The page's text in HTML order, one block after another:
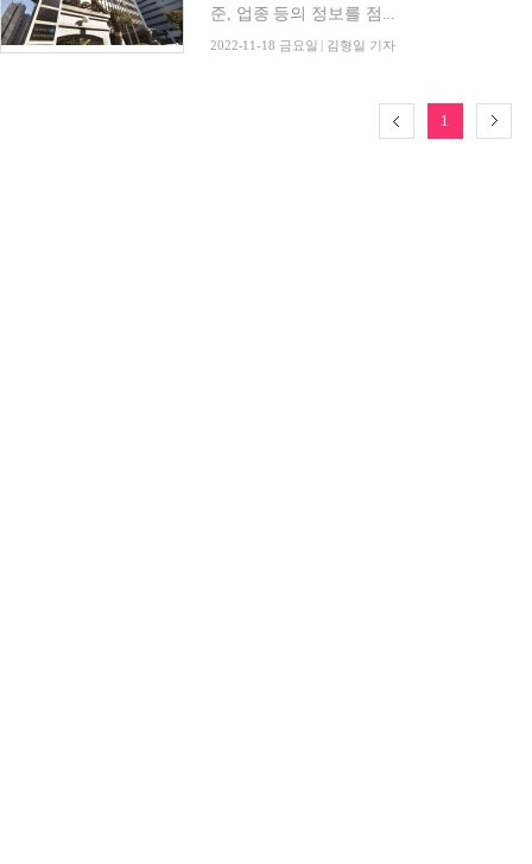
준, 업종 등의 정보를 점...
2022-11-18 금요일 | 김형일 기자
1